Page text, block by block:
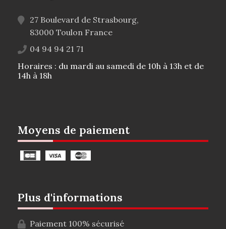
27 Boulevard de Strasbourg,
83000 Toulon France
04 94 94 21 71
Horaires : du mardi au samedi de 10h à 13h et de
14h à 18h
Moyens de paiement
Plus d'informations
Paiement 100% sécurisé